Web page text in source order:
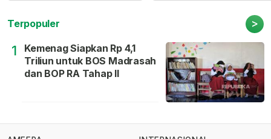
Terpopuler >
1
Kemenag Siapkan Rp 4,1
Triliun untuk BOS Madrasah
dan BOP RA Tahap II